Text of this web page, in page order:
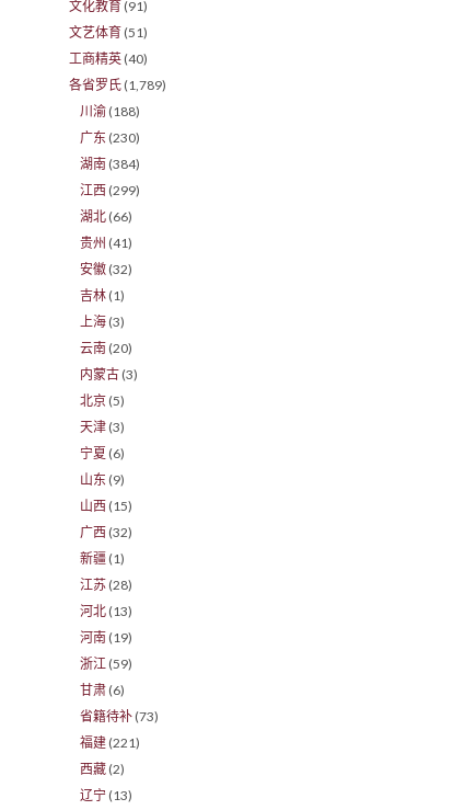
文化教育 (91)
文艺体育 (51)
工商精英 (40)
各省罗氏 (1,789)
川渝 (188)
广东 (230)
湖南 (384)
江西 (299)
湖北 (66)
贵州 (41)
安徽 (32)
吉林 (1)
上海 (3)
云南 (20)
内蒙古 (3)
北京 (5)
天津 (3)
宁夏 (6)
山东 (9)
山西 (15)
广西 (32)
新疆 (1)
江苏 (28)
河北 (13)
河南 (19)
浙江 (59)
甘肃 (6)
省籍待补 (73)
福建 (221)
西藏 (2)
辽宁 (13)